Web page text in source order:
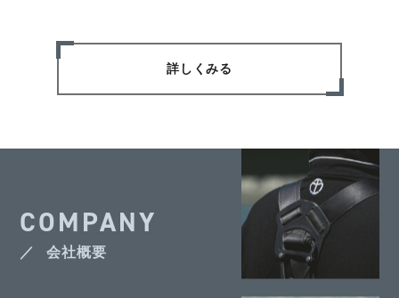
詳しくみる
COMPANY
会社概要